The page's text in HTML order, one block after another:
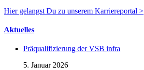
Hier gelangst Du zu unserem Karriereportal >
Aktuelles
Präqualifizierung der VSB infra
5. Januar 2026